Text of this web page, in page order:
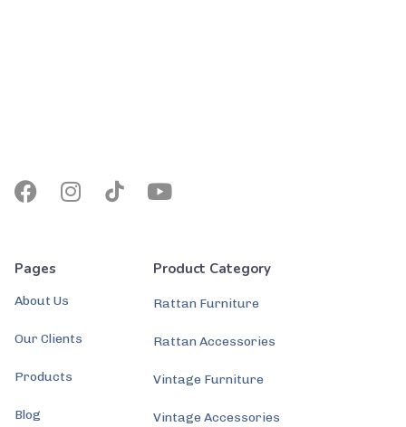
Pages
About Us
Our Clients
Products
Blog
Product Category
Rattan Furniture
Rattan Accessories
Vintage Furniture
Vintage Accessories